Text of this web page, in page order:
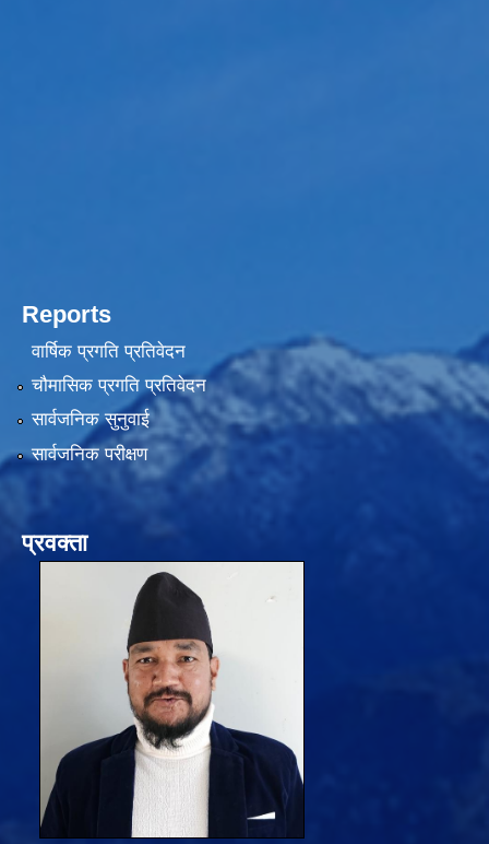
Reports
वार्षिक प्रगति प्रतिवेदन
चौमासिक प्रगति प्रतिवेदन
सार्वजनिक सुनुवाई
सार्वजनिक परीक्षण
प्रवक्ता